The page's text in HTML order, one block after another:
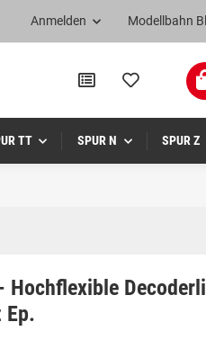
Modellbahn
Anmelden
TT SPUR N SPUR Z
Hochflexible
Ep.